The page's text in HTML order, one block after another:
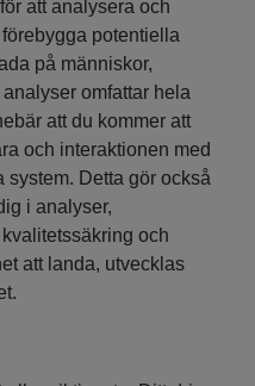
att analysera och
potentiella
på människor,
omfattar hela
att du kommer att
och interaktionen med
system. Detta gör också
i analyser,
och
att landa, utvecklas